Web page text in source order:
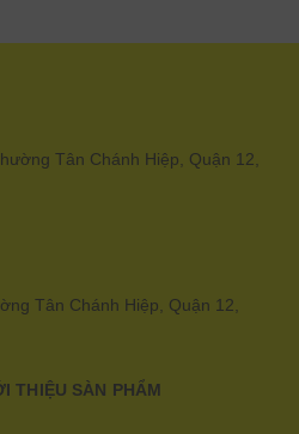
Tân Chánh Hiệp, Quận 12,
Tân Chánh Hiệp, Quận 12,
THIỆU SÀN PHẨM